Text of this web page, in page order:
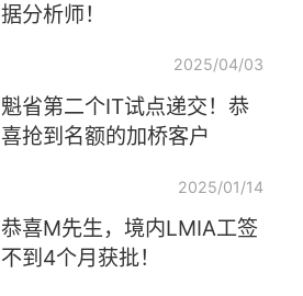
据分析师！
2025/04/03
魁省第二个IT试点递交！恭
喜抢到名额的加桥客户
2025/01/14
恭喜M先生，境内LMIA工签
不到4个月获批！